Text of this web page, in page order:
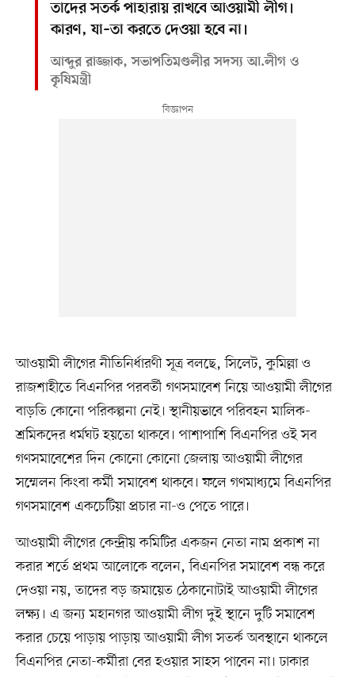
তাদের সতর্ক পাহারায় রাখবে আওয়ামী লীগ।
কারণ, যা–তা করতে দেওয়া হবে না।
আব্দুর রাজ্জাক, সভাপতিমণ্ডলীর সদস্য আ.লীগ ও
কৃষিমন্ত্রী
আওয়ামী লীগের নীতিনির্ধারণী সূত্র বলছে, সিলেট, কুমিল্লা ও
রাজশাহীতে বিএনপির পরবর্তী গণসমাবেশ নিয়ে আওয়ামী লীগের
বাড়তি কোনো পরিকল্পনা নেই। স্থানীয়ভাবে পরিবহন মালিক-
শ্রমিকদের ধর্মঘট হয়তো থাকবে। পাশাপাশি বিএনপির ওই সব
গণসমাবেশের দিন কোনো কোনো জেলায় আওয়ামী লীগের
সম্মেলন কিংবা কর্মী সমাবেশ থাকবে। ফলে গণমাধ্যমে বিএনপির
গণসমাবেশ একচেটিয়া প্রচার না-ও পেতে পারে।
আওয়ামী লীগের কেন্দ্রীয় কমিটির একজন নেতা নাম প্রকাশ না
করার শর্তে প্রথম আলোকে বলেন, বিএনপির সমাবেশ বন্ধ করে
দেওয়া নয়, তাদের বড় জমায়েত ঠেকানোটাই আওয়ামী লীগের
লক্ষ্য। এ জন্য মহানগর আওয়ামী লীগ দুই স্থানে দুটি সমাবেশ
করার চেয়ে পাড়ায় পাড়ায় আওয়ামী লীগ সতর্ক অবস্থানে থাকলে
বিএনপির নেতা-কর্মীরা বের হওয়ার সাহস পাবেন না। ঢাকার